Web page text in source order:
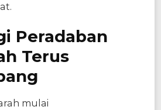
Peradaban
Terus
mulai